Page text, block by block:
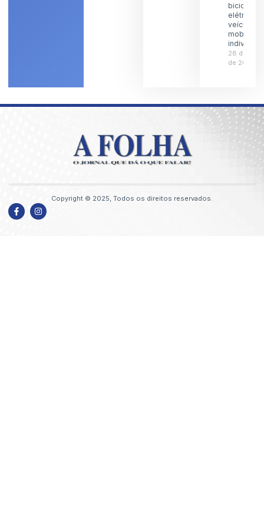
bicicletas
elétricas
veículos
individual
28 de
de 2026
Copyright © 2025, Todos os direitos reservados.